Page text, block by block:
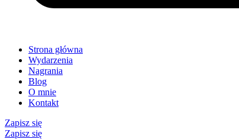
Strona główna
Wydarzenia
Nagrania
Blog
O mnie
Kontakt
Zapisz się
Zapisz się